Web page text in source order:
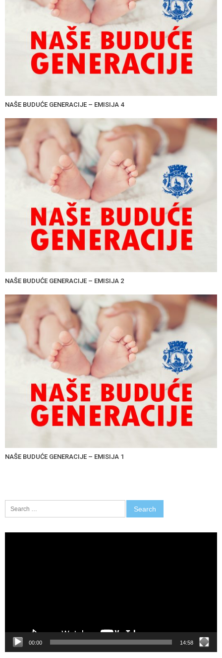
NAŠE BUDUĆE GENERACIJE – EMISIJA 4
NAŠE BUDUĆE GENERACIJE – EMISIJA 2
NAŠE BUDUĆE GENERACIJE – EMISIJA 1
for:
00:00 14:58